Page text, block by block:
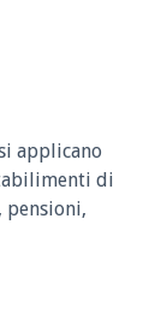
applicano
di